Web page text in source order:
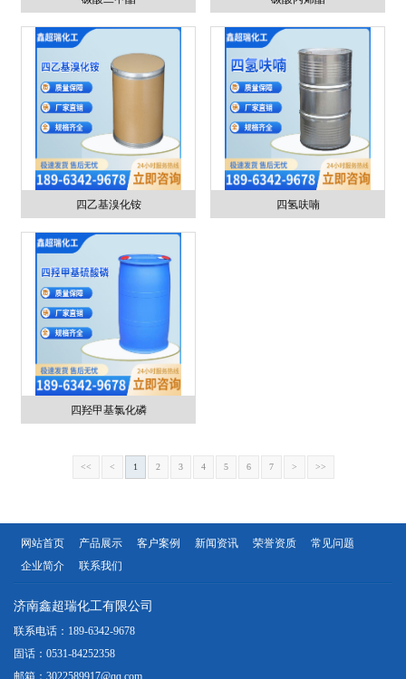
四乙基溴化铵 四氢呋喃
四羟甲基氯化磷
<< < 1 2 3 4 5 6 7 > >>
网站首页 产品展示 客户案例 新闻资讯 荣誉资质
常见问题
企业简介
联系我们
济南鑫超瑞化工有限公司
联系电话：189-6342-9678
固话：0531-84252358